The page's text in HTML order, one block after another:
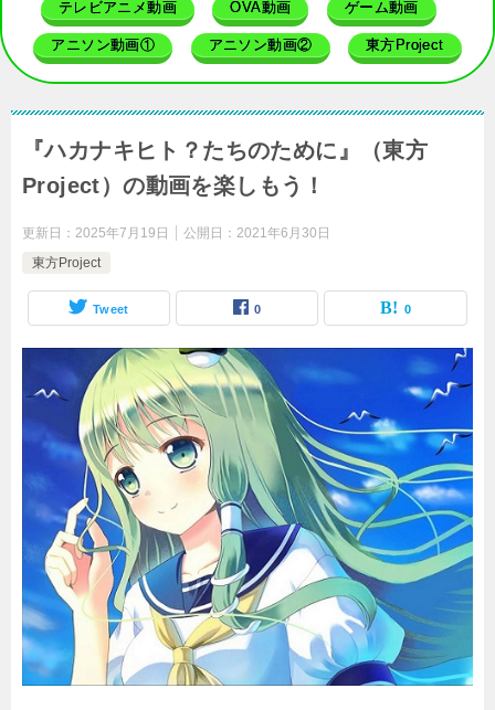
テレビアニメ動画 OVA動画 ゲーム動画
アニソン動画① アニソン動画② 東方Project
『ハカナキヒト？たちのために』（東方
Project）の動画を楽しもう！
更新日： 2025年7月19日 公開日： 2021年6月30日
東方Project
Tweet 0 0